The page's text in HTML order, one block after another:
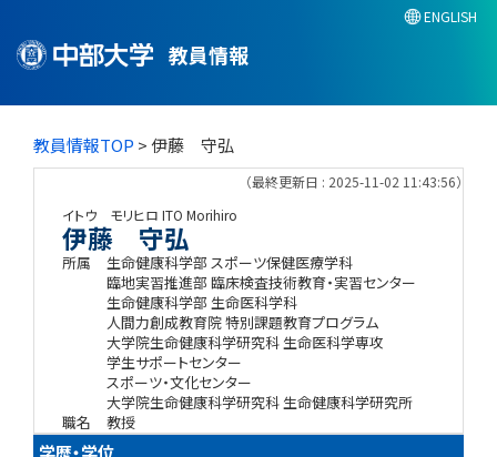
教員情報
ENGLISH
教員情報TOP > 伊藤 守弘
（最終更新日 : 2025-11-02 11:43:56）
イトウ モリヒロ ITO Morihiro
伊藤 守弘
所属
生命健康科学部 スポーツ保健医療学科
臨地実習推進部 臨床検査技術教育・実習センター
生命健康科学部 生命医科学科
人間力創成教育院 特別課題教育プログラム
大学院生命健康科学研究科 生命医科学専攻
学生サポートセンター
スポーツ・文化センター
大学院生命健康科学研究科 生命健康科学研究所
職名
教授
学歴・学位